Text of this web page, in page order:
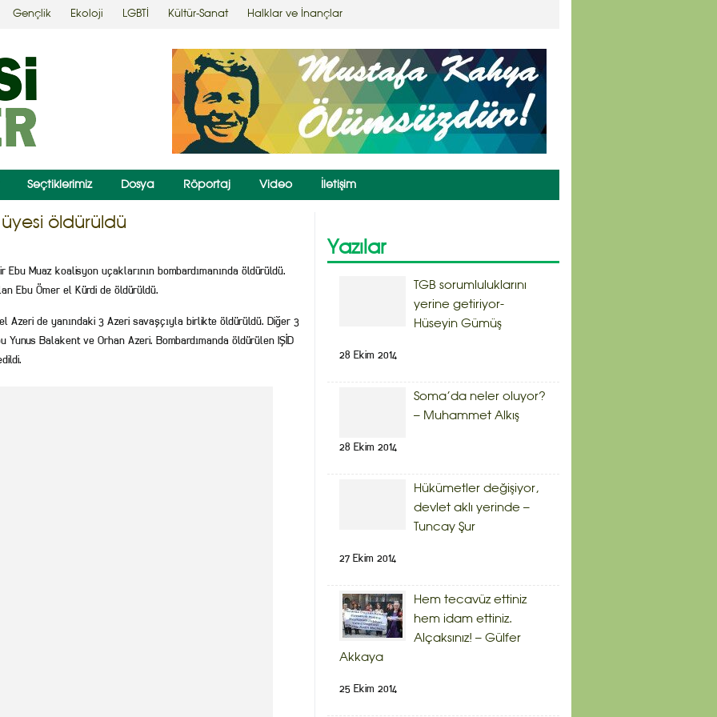
Gençlik Ekoloji LGBTİ Kültür-Sanat Halklar ve İnançlar
Seçtiklerimiz Dosya Röportaj Video İletişim
üyesi öldürüldü
Ebu Muaz koalisyon uçaklarının bombardımanında öldürüldü.
Ebu Ömer el Kürdi de öldürüldü.
Azeri de yanındaki 3 Azeri savaşçıyla birlikte öldürüldü. Diğer 3
Yunus Balakent ve Orhan Azeri. Bombardımanda öldürülen IŞİD
Yazılar
TGB sorumluluklarını
yerine getiriyor-
Hüseyin Gümüş
28 Ekim 2014
Soma’da neler oluyor?
– Muhammet Alkış
28 Ekim 2014
Hükümetler değişiyor,
devlet aklı yerinde –
Tuncay Şur
27 Ekim 2014
Hem tecavüz ettiniz
hem idam ettiniz.
Alçaksınız! – Gülfer
Akkaya
25 Ekim 2014